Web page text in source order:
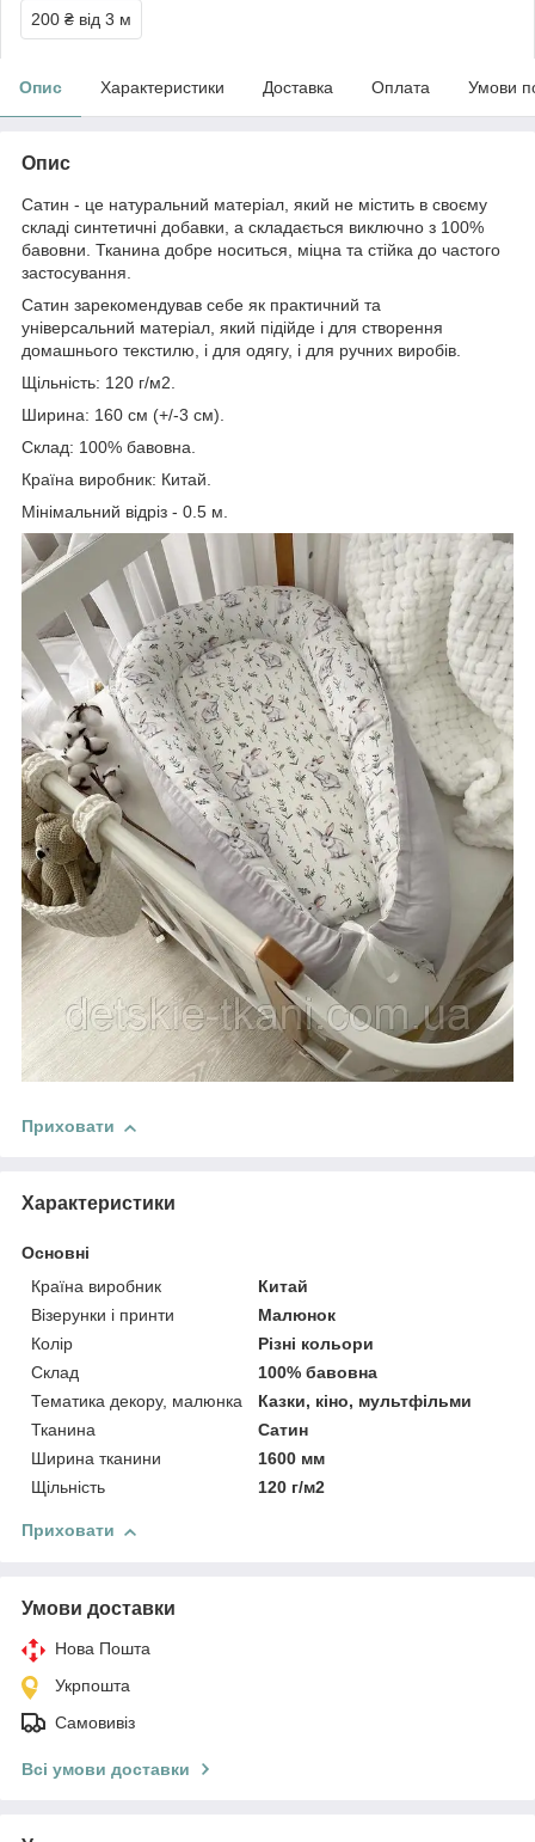
200 ₴ від 3 м
Опис Характеристики Доставка Оплата Умови
Опис
Сатин - це натуральний матеріал, який не містить в своєму
складі синтетичні добавки, а складається виключно з 100%
бавовни. Тканина добре носиться, міцна та стійка до частого
застосування.
Сатин зарекомендував себе як практичний та
універсальний матеріал, який підійде і для створення
домашнього текстилю, і для одягу, і для ручних виробів.
Щільність: 120 г/м2.
Ширина: 160 см (+/-3 см).
Склад: 100% бавовна.
Країна виробник: Китай.
Мінімальний відріз - 0.5 м.
Приховати
Характеристики
Основні
Країна виробник
Китай
Візерунки і принти
Малюнок
Колір
Різні кольори
Склад
100% бавовна
Тематика декору, малюнка
Казки, кіно, мультфільми
Тканина
Сатин
Ширина тканини
1600 мм
Щільність
120 г/м2
Приховати
Умови доставки
Нова Пошта
Укрпошта
Самовивіз
Всі умови доставки